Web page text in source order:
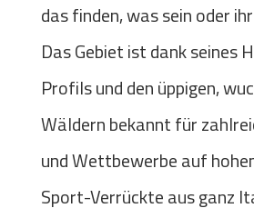
das finden, was sein oder
Das Gebiet ist dank seines
Profils und den üppigen,
Wäldern bekannt für
und Wettbewerbe auf
Sport-Verrückte aus ganz